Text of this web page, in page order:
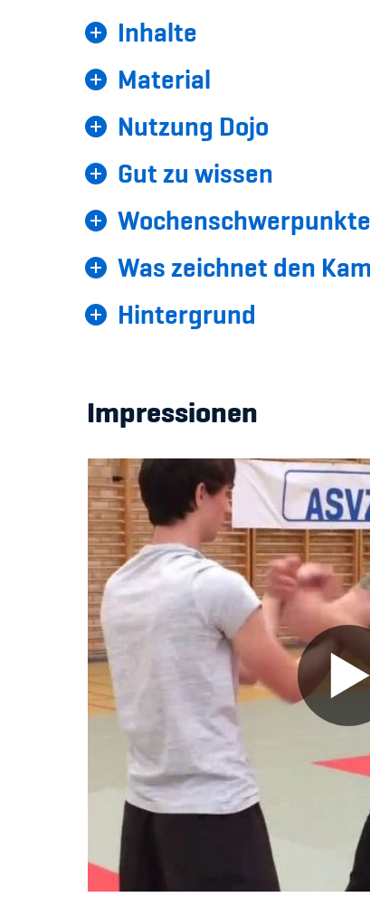
Inhalte
Material
Nutzung Dojo
Gut zu wissen
Wochenschwerpunkte
Was zeichnet den
Hintergrund
Impressionen